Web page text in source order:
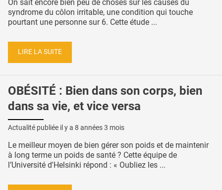
On sait encore bien peu de choses sur les causes du
syndrome du côlon irritable, une condition qui touche
pourtant une personne sur 6. Cette étude ...
LIRE LA SUITE
OBÉSITÉ : Bien dans son corps, bien
dans sa vie, et vice versa
Actualité publiée il y a 8 années 3 mois
Le meilleur moyen de bien gérer son poids et de maintenir
à long terme un poids de santé ? Cette équipe de
l’Université d'Helsinki répond : « Oubliez les ...